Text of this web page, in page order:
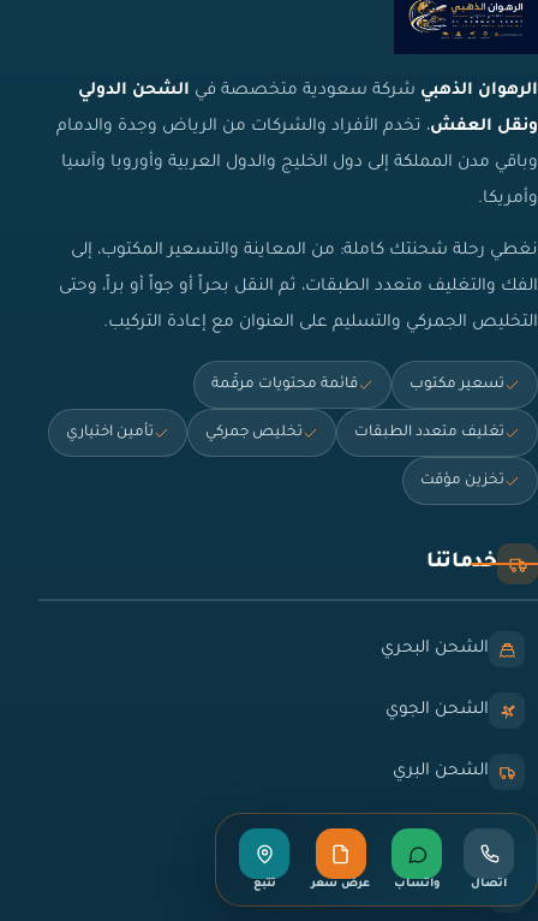
الرهوان الذهبي شركة سعودية متخصصة في الشحن الدولي
ونقل العفش، تخدم الأفراد والشركات من الرياض وجدة والدمام
وباقي مدن المملكة إلى دول الخليج والدول العربية وأوروبا وآسيا
وأمريكا.
نغطي رحلة شحنتك كاملة: من المعاينة والتسعير المكتوب، إلى
الفك والتغليف متعدد الطبقات، ثم النقل بحراً أو جواً أو براً، وحتى
التخليص الجمركي والتسليم على العنوان مع إعادة التركيب.
تسعير مكتوب قائمة محتويات مرقّمة
تغليف متعدد الطبقات تخليص جمركي تأمين اختياري
تخزين مؤقت
خدماتنا
الشحن البحري
الشحن الجوي
الشحن البري
نقل العفش
التخليص الجمركي
اتصال واتساب عرض سعر تتبع